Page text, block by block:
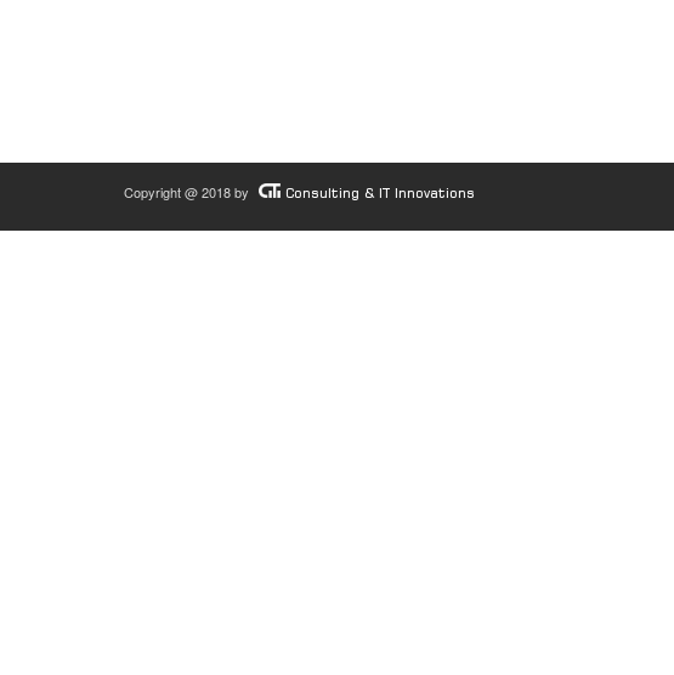
Copyright @ 2018 by Consulting & IT Innovations